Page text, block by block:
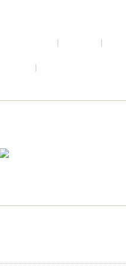
| |
|